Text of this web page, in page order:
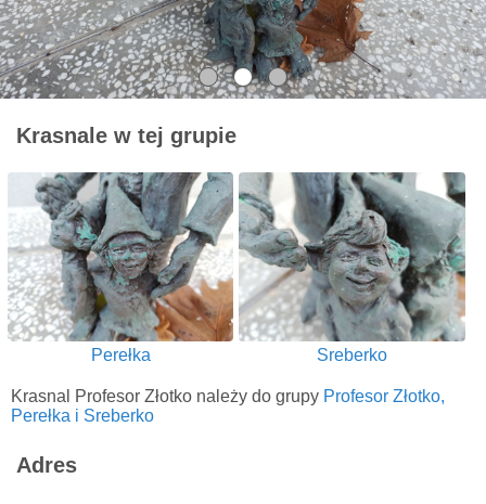
Krasnale w tej grupie
Perełka Sreberko
Krasnal Profesor Złotko należy do grupy Profesor Złotko,
Perełka i Sreberko
Adres